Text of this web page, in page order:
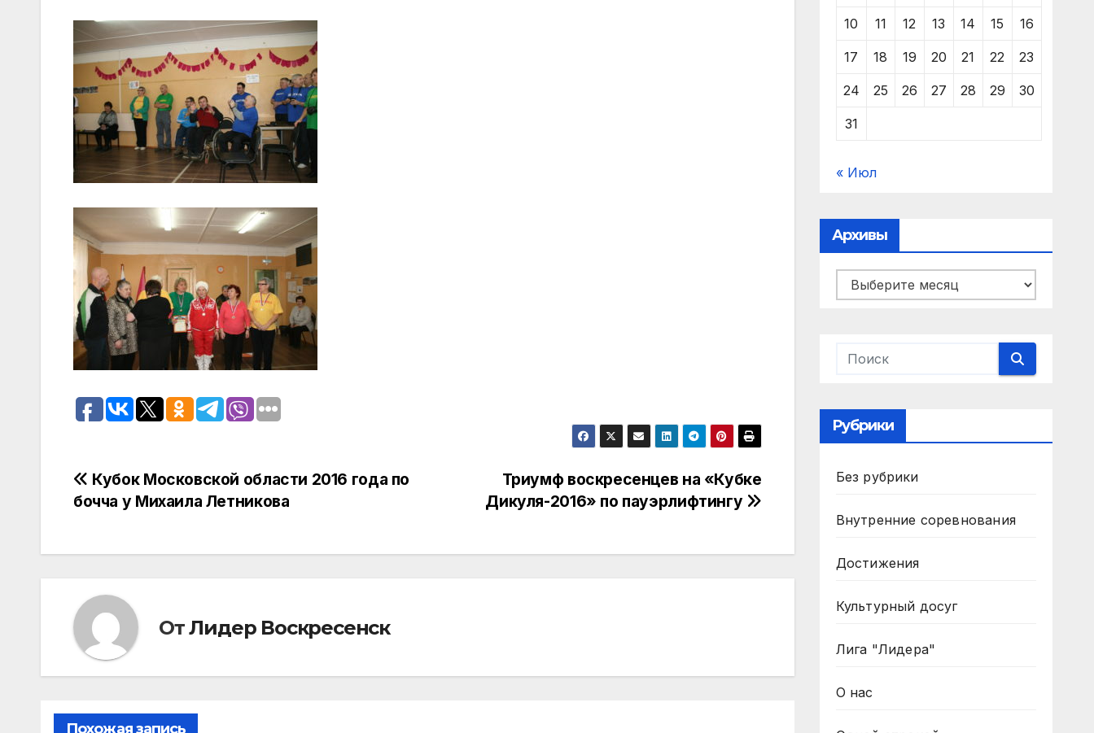
Навигация
записям
Триумф воскресенцев на «Кубке
Дикуля-2016» по пауэрлифтингу
Кубок Московской области 2016 года по
бочча у Михаила Летникова
ОтЛидер Воскресенск
Похожая запись
10 11 12 13 14 15 16
17 18 19 20 21 22 23
24 25 26 27 28 29 30
31
« Июл
Архивы
Архивы
Рубрики
Без рубрики
Внутренние соревнования
Достижения
Культурный досуг
Лига "Лидера"
О нас